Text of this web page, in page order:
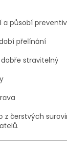
a působí
přelínání
stravitelný
z čerstvých